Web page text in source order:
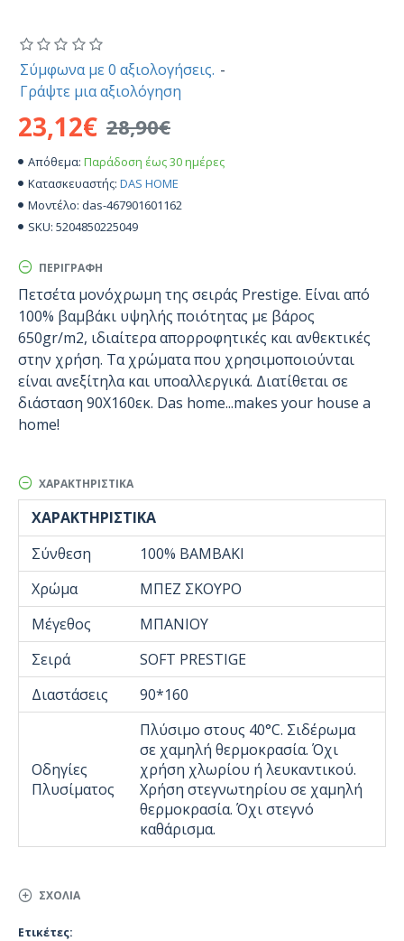
Απόθεμα: Παράδοση έως 30 ημέρες
Κατασκευαστής: DAS HOME
Μοντέλο: das-467901601162
SKU: 5204850225049
Σύμφωνα με 0 αξιολογήσεις. -
Γράψτε μια αξιολόγηση
23,12€ 28,90€
ΠΕΡΙΓΡΑΦΉ
Πετσέτα μονόχρωμη της σειράς Prestige. Είναι από
100% βαμβάκι υψηλής ποιότητας με βάρος
650gr/m2, ιδιαίτερα απορροφητικές και ανθεκτικές
στην χρήση. Τα χρώματα που χρησιμοποιούνται
είναι ανεξίτηλα και υποαλλεργικά. Διατίθεται σε
διάσταση 90Χ160εκ. Das home...makes your house a
home!
ΧΑΡΑΚΤΗΡΙΣΤΙΚΆ
ΧΑΡΑΚΤΗΡΙΣΤΙΚΆ
Σύνθεση
100% ΒΑΜΒΑΚΙ
Χρώμα
ΜΠΕΖ ΣΚΟΥΡΟ
Μέγεθος
ΜΠΑΝΙΟΥ
Σειρά
SOFT PRESTIGE
Διαστάσεις
90*160
Οδηγίες
Πλυσίματος
Πλύσιμο στους 40°C. Σιδέρωμα
σε χαμηλή θερμοκρασία. Όχι
χρήση χλωρίου ή λευκαντικού.
Χρήση στεγνωτηρίου σε χαμηλή
θερμοκρασία. Όχι στεγνό
καθάρισμα.
ΣΧΌΛΙΑ
Ετικέτες: